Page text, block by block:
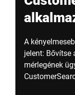
A
jelent: Bővítse
mérlegének